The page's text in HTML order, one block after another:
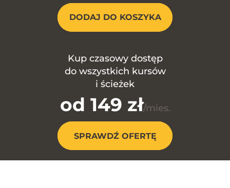
DODAJ DO KOSZYKA
Kup czasowy dostęp
do wszystkich kursów
i ścieżek
od 149 zł/mies.
SPRAWDŹ OFERTĘ